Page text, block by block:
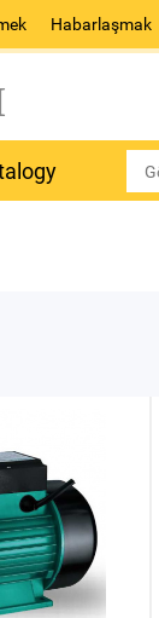
Habarlaşmak